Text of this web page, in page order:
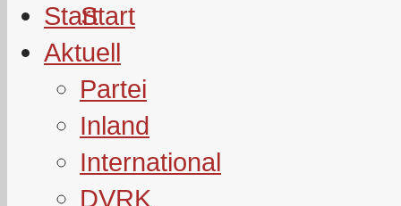
Start
Aktuell
Partei
Inland
International
DVRK